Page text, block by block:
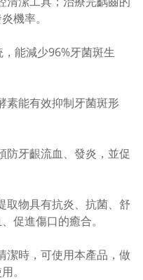
機率。
能減少96%牙菌斑生
素能有效抑制牙菌斑形
防牙齦流血、發炎，並促
取物具有抗炎、抗菌、舒
促進傷口的癒合。
潔時，可使用本產品，做
。